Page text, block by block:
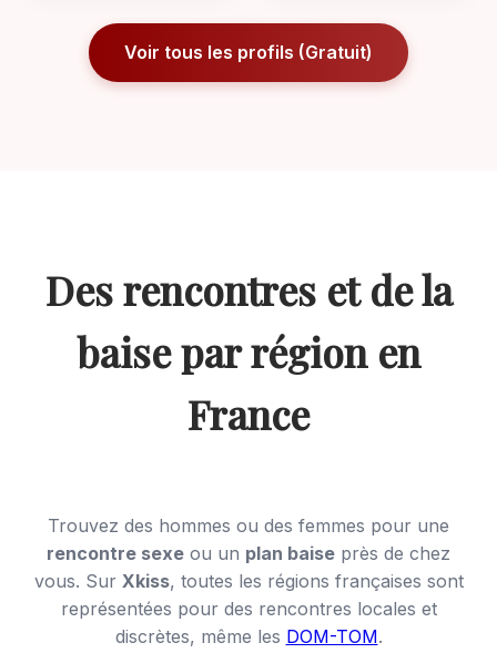
Voir tous les profils (Gratuit)
Des rencontres et de la
baise par région en
France
Trouvez des hommes ou des femmes pour une
rencontre sexe ou un plan baise près de chez
vous. Sur Xkiss, toutes les régions françaises sont
représentées pour des rencontres locales et
discrètes, même les DOM-TOM.